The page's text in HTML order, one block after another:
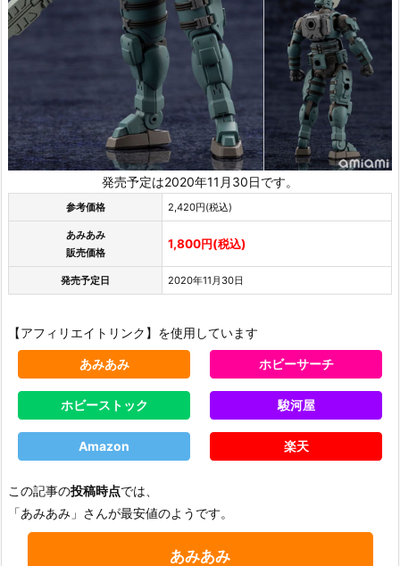
発売予定は2020年11月30日です。
参考価格 2,420円(税込)
あみあみ
販売価格
1,800円(税込)
発売予定日 2020年11月30日
【アフィリエイトリンク】を使用しています
あみあみ ホビーサーチ
ホビーストック 駿河屋
Amazon 楽天
この記事の投稿時点では、
「あみあみ」さんが最安値のようです。
あみあみ